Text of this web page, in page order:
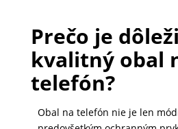
NOTEBOOK
GAMING
AUTOPRÍSLUŠENSTVO
Prečo je
kvalitný obal
telefón?
Obal na telefón nie je len